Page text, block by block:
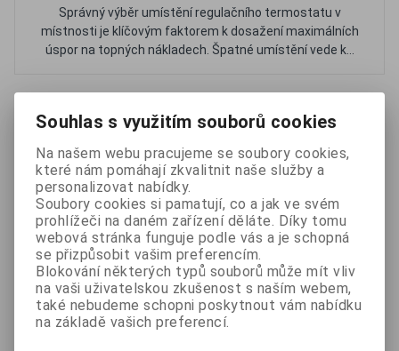
Správný výběr umístění regulačního termostatu v
místnosti je klíčovým faktorem k dosažení maximálních
úspor na topných nákladech. Špatné umístění vede k...
Termostat Falem FT-2
Souhlas s využitím souborů cookies
Na našem webu pracujeme se soubory cookies,
které nám pomáhají zkvalitnit naše služby a
personalizovat nabídky.
Soubory cookies si pamatují, co a jak ve svém
prohlížeči na daném zařízení děláte. Díky tomu
webová stránka funguje podle vás a je schopná
se přizpůsobit vašim preferencím.
Blokování některých typů souborů může mít vliv
na vaši uživatelskou zkušenost s naším webem,
také nebudeme schopni poskytnout vám nabídku
na základě vašich preferencí.